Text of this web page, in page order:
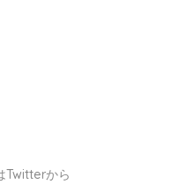
Twitterから